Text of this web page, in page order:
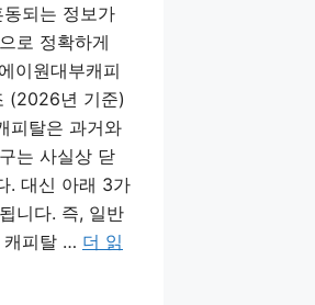
되는 정보가
로 정확하게
이원대부캐피
(2026년 기준)
피탈은 과거와
는 사실상 닫
. 대신 아래 3가
니다. 즉, 일반
캐피탈 … 더 읽